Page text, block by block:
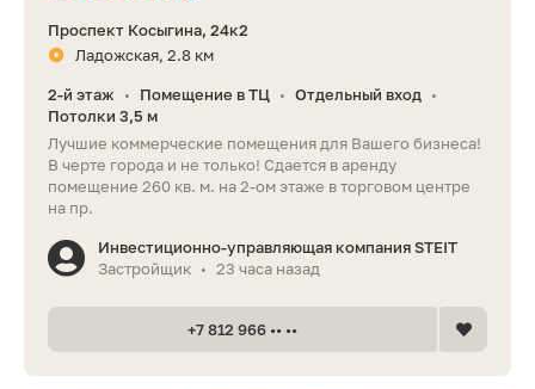
Проспект Косыгина, 24к2
Ладожская, 2.8 км
2-й этаж • Помещение в ТЦ • Отдельный вход •
Потолки 3,5 м
Лучшие коммерческие помещения для Вашего бизнеса!
В черте города и не только! Сдается в аренду
помещение 260 кв. м. на 2-ом этаже в торговом центре
на пр.
Инвестиционно-управляющая компания STEIT
Застройщик • 23 часа назад
+7 812 966 •• ••